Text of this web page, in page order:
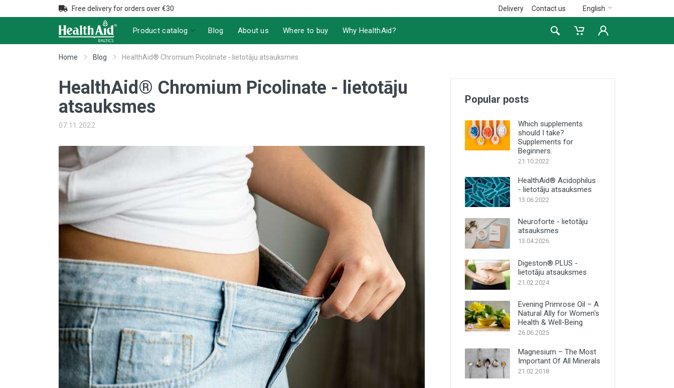
Free delivery for orders over €30 Delivery Contact us English
Product catalog Blog About us Where to buy Why HealthAid?
Home Blog HealthAid® Chromium Picolinate - lietotāju atsauksmes
HealthAid® Chromium Picolinate - lietotāju
atsauksmes
07.11.2022
Popular posts
Which supplements
should I take?
Supplements for
Beginners.
21.10.2022
HealthAid® Acidophilus
- lietotāju atsauksmes
13.06.2022
Neuroforte - lietotāju
atsauksmes
13.04.2026
Digeston® PLUS -
lietotāju atsauksmes
21.02.2024
Evening Primrose Oil – A
Natural Ally for Women's
Health & Well-Being
26.06.2025
Magnesium – The Most
Important Of All Minerals
21.02.2018